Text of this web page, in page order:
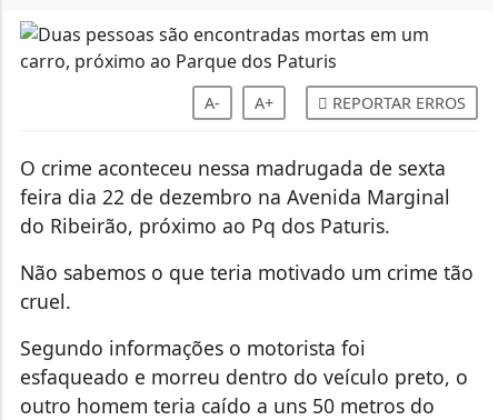
A- A+ REPORTAR ERROS
O crime aconteceu nessa madrugada de sexta
feira dia 22 de dezembro na Avenida Marginal
do Ribeirão, próximo ao Pq dos Paturis.
Não sabemos o que teria motivado um crime tão
cruel.
Segundo informações o motorista foi
esfaqueado e morreu dentro do veículo preto, o
outro homem teria caído a uns 50 metros do